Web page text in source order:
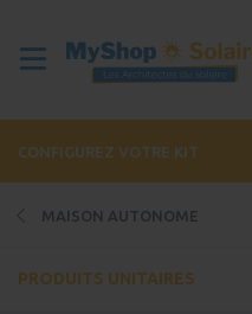
CONFIGUREZ VOTRE KIT
MAISON AUTONOME
PRODUITS UNITAIRES